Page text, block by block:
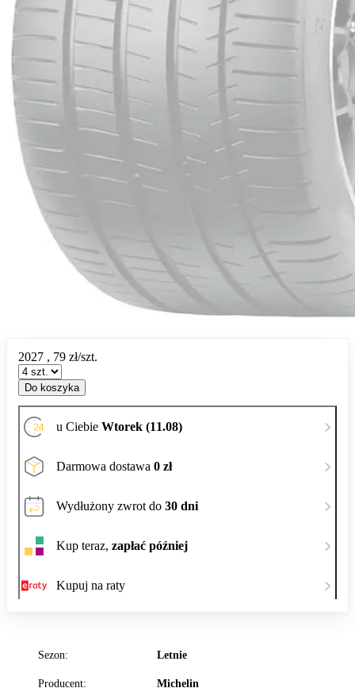
Sezon: Letnie
Producent: Michelin
2027 , 79 zł/szt.
Do koszyka
u Ciebie Wtorek (11.08)
Darmowa dostawa 0 zł
Wydłużony zwrot do 30 dni
Kup teraz, zapłać później
Kupuj na raty